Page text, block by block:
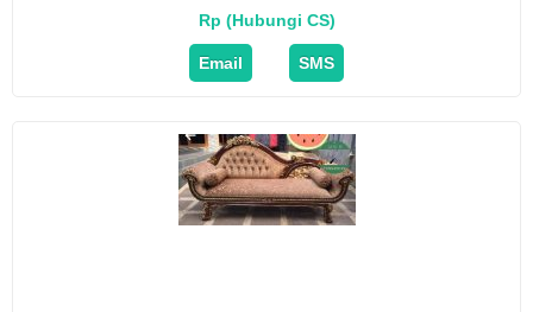
Rp (Hubungi CS)
Email SMS